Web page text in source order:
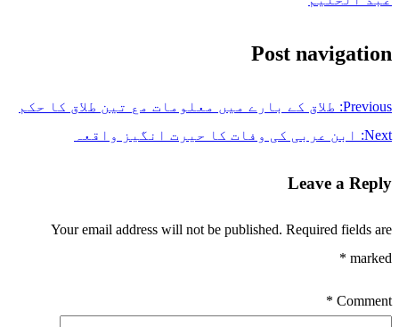
Post navigation
Previous: طلاق کے بارے میں معلومات مع تین طلاق کا حکم
Next:
ابن عربی کی وفات کا حیرت انگیز واقعہ
Leave a Reply
Your email address will not be published. Required fields are
marked
*
Comment
*